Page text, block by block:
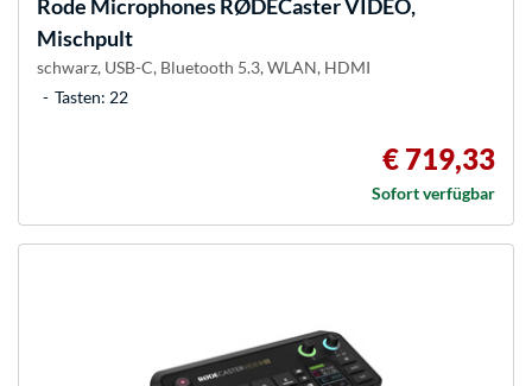
Rode MicrophonesRØDECaster VIDEO,
Mischpult
schwarz, USB-C, Bluetooth 5.3, WLAN, HDMI
Tasten: 22
€ 719,33
Sofort verfügbar